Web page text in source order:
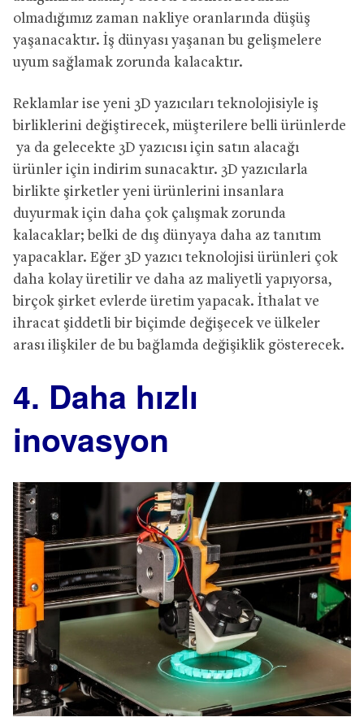
olmadığımız zaman nakliye oranlarında düşüş
yaşanacaktır. İş dünyası yaşanan bu gelişmelere
uyum sağlamak zorunda kalacaktır.
Reklamlar ise yeni 3D yazıcıları teknolojisiyle iş
birliklerini değiştirecek, müşterilere belli ürünlerde
ya da gelecekte 3D yazıcısı için satın alacağı
ürünler için indirim sunacaktır. 3D yazıcılarla
birlikte şirketler yeni ürünlerini insanlara
duyurmak için daha çok çalışmak zorunda
kalacaklar; belki de dış dünyaya daha az tanıtım
yapacaklar. Eğer 3D yazıcı teknolojisi ürünleri çok
daha kolay üretilir ve daha az maliyetli yapıyorsa,
birçok şirket evlerde üretim yapacak. İthalat ve
ihracat şiddetli bir biçimde değişecek ve ülkeler
arası ilişkiler de bu bağlamda değişiklik gösterecek.
4. Daha hızlı
inovasyon